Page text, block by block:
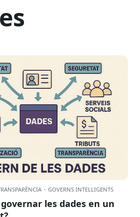
· GOVERNS INTEL·LIGENTS
les dades en un